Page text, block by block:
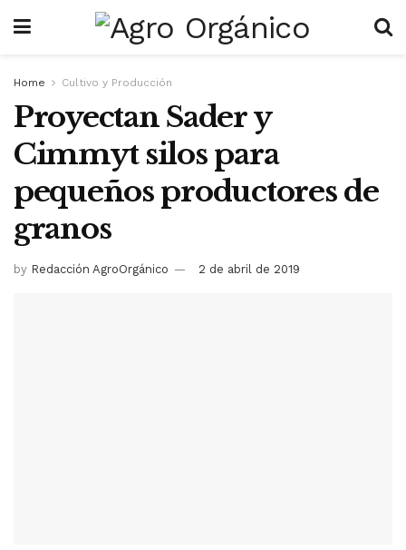
Home Cultivo y Producción
Proyectan Sader y
Cimmyt silos para
pequeños productores de
granos
by Redacción AgroOrgánico 2 de abril de 2019